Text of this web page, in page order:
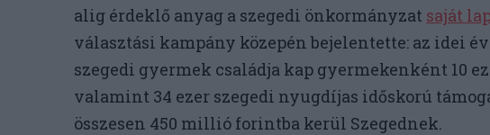
alig érdeklő anyag a szegedi önkormányzat saját
választási kampány közepén bejelentette: az idei
szegedi gyermek családja kap gyermekenként 10
valamint 34 ezer szegedi nyugdíjas időskorú
összesen 450 millió forintba kerül Szegednek.